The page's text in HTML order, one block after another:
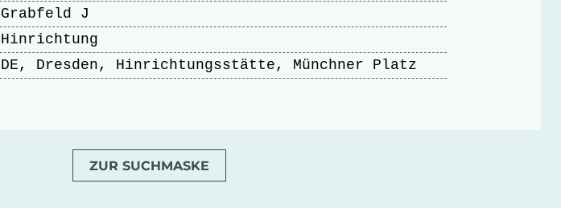
Grabfeld J
Hinrichtung
DE, Dresden, Hinrichtungsstätte, Münchner Platz
ZUR SUCHMASKE